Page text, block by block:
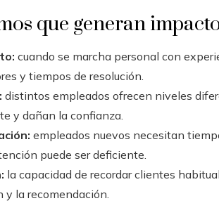
que generan
cuando se marcha personal con
y tiempos de resolución.
distintos empleados ofrecen niveles
y dañan la confianza.
empleados nuevos necesitan
puede ser deficiente.
la capacidad de recordar clientes
y la recomendación.